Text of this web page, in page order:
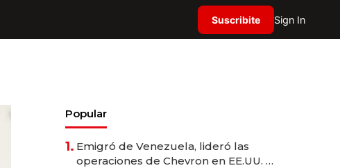
Suscribite Sign In
Popular
1. Emigró de Venezuela, lideró las
operaciones de Chevron en EE.UU. y